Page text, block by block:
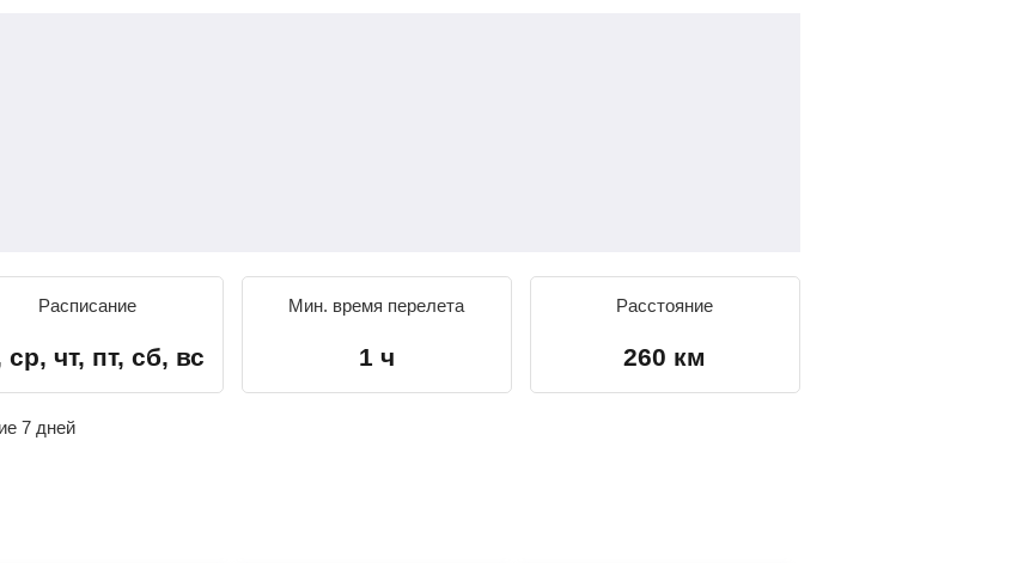
Расписание
ср, чт, пт, сб, вс
Мин. время перелета
1 ч
Расстояние
260 км
7 дней